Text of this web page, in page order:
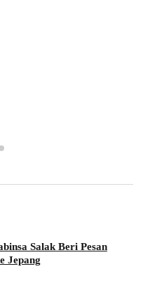
Salak Beri Pesan
Jepang